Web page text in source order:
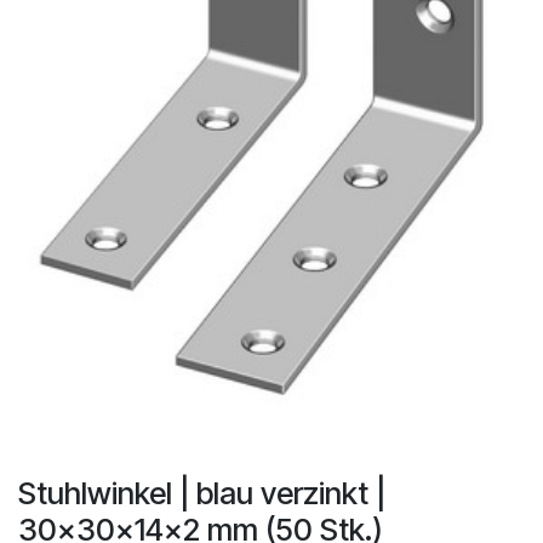
Stuhlwinkel | blau verzinkt |
30x30x14x2 mm (50 Stk.)